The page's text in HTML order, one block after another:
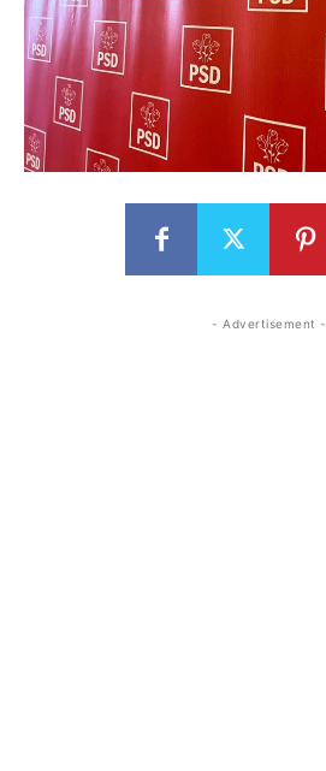
- Advertisement -